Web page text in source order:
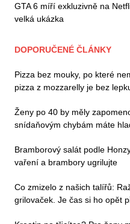
GTA 6 míří exkluzivně na
velká ukázka
DOPORUČENÉ ČLÁNKY
Pizza bez mouky, po které
pizza z mozzarelly je bez
Ženy po 40 by měly
snídaňovým chybám máte
Bramborový salát podle
vaření a brambory ugrilujte
Co zmizelo z našich talířů:
grilovaček. Je čas si ho opět